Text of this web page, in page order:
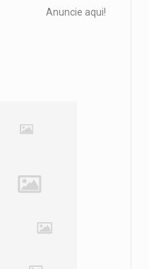
Anuncie aqui!